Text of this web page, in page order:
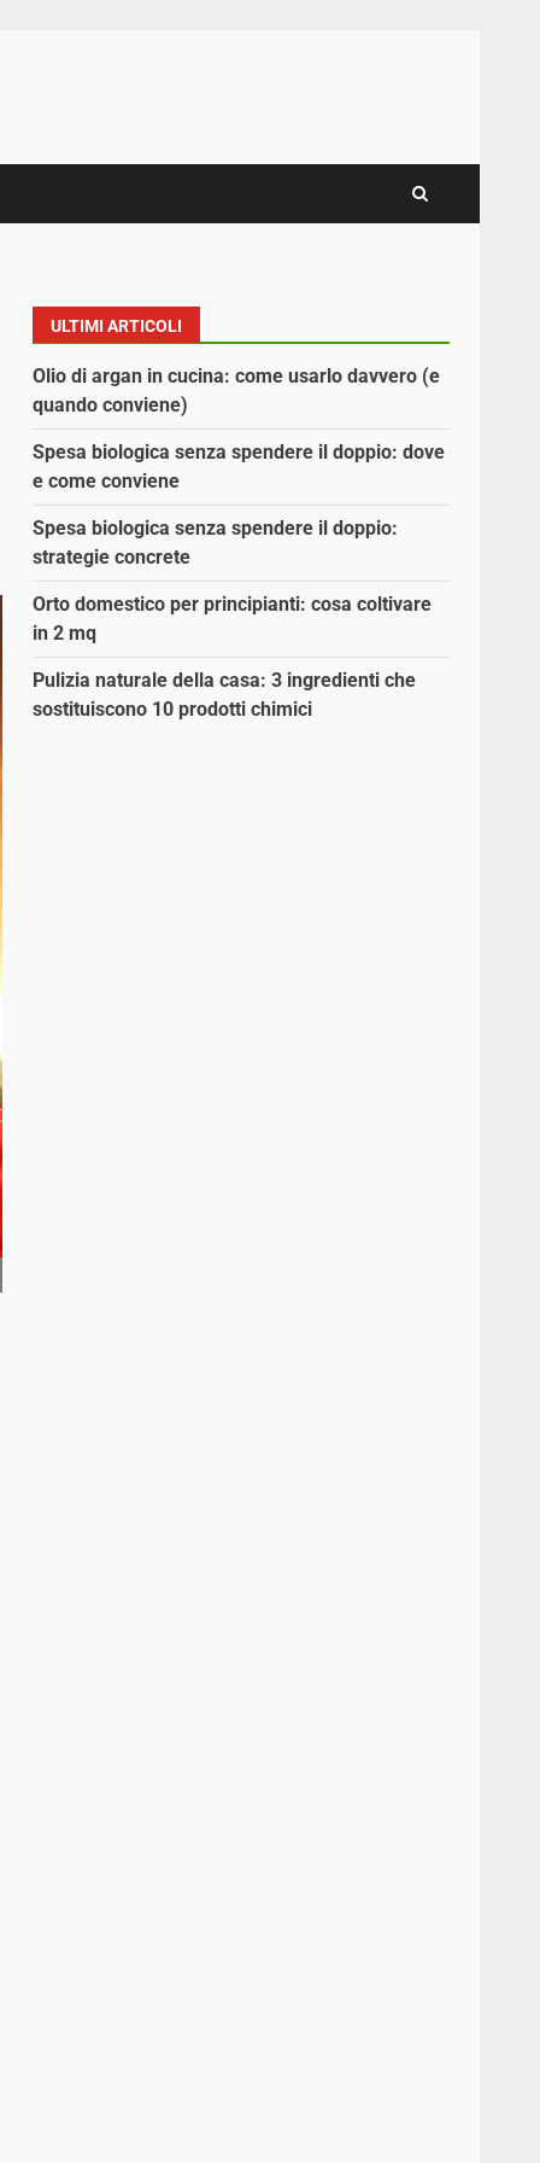
ULTIMI ARTICOLI
Olio di argan in cucina: come usarlo davvero (e
quando conviene)
Spesa biologica senza spendere il doppio: dove
e come conviene
Spesa biologica senza spendere il doppio:
strategie concrete
Orto domestico per principianti: cosa coltivare
in 2 mq
Pulizia naturale della casa: 3 ingredienti che
sostituiscono 10 prodotti chimici